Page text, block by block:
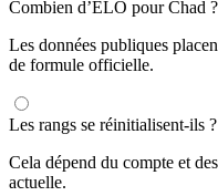
Combien d’ELO pour Chad ?
Les données publiques
de formule officielle.
Les rangs se réinitialisent-ils ?
Cela dépend du compte et
actuelle.